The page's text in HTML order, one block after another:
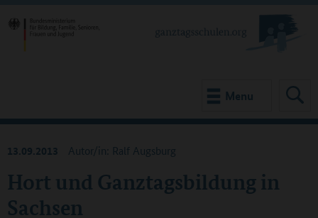
Menu
Hort und Ganztagsbildung in
Sachsen
13.09.2013 Autor/in: Ralf Augsburg